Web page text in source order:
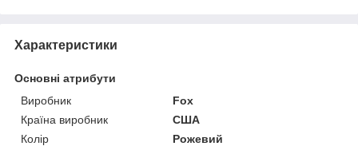
Характеристики
Основні атрибути
Виробник
Fox
Країна виробник
США
Колір
Рожевий